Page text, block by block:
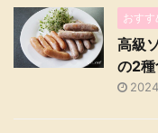
おすす
高級
の2種